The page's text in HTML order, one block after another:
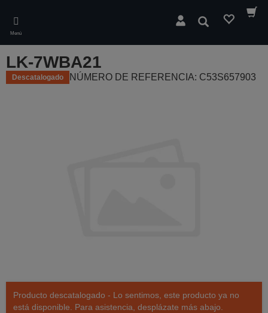
main
content
Menú
Buscar
LK-7WBA21
Descatalogado NÚMERO DE REFERENCIA: C53S657903
Producto descatalogado - Lo sentimos, este producto ya no
está disponible. Para asistencia, desplázate más abajo.